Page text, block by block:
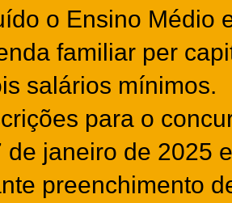
o Ensino Médio
familiar per
salários mínimos.
para o
de janeiro de 2025
preenchimento